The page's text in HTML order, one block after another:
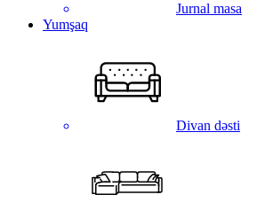
Jurnal masa
Yumşaq
Divan dəsti